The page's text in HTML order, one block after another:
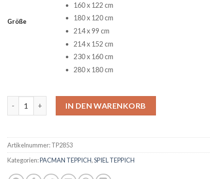
Größe
160 x 122 cm
180 x 120 cm
214 x 99 cm
214 x 152 cm
230 x 160 cm
280 x 180 cm
IN DEN WARENKORB
Artikelnummer:TP2853
Kategorien:PACMAN TEPPICH,SPIEL TEPPICH